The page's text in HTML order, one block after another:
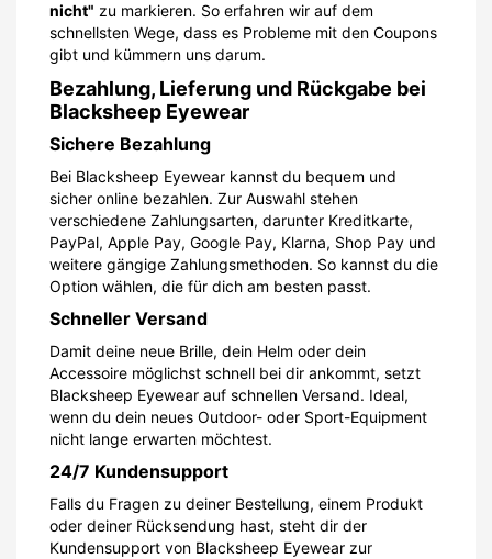
nicht" zu markieren. So erfahren wir auf dem
schnellsten Wege, dass es Probleme mit den Coupons
gibt und kümmern uns darum.
Bezahlung, Lieferung und Rückgabe bei
Blacksheep Eyewear
Sichere Bezahlung
Bei Blacksheep Eyewear kannst du bequem und
sicher online bezahlen. Zur Auswahl stehen
verschiedene Zahlungsarten, darunter Kreditkarte,
PayPal, Apple Pay, Google Pay, Klarna, Shop Pay und
weitere gängige Zahlungsmethoden. So kannst du die
Option wählen, die für dich am besten passt.
Schneller Versand
Damit deine neue Brille, dein Helm oder dein
Accessoire möglichst schnell bei dir ankommt, setzt
Blacksheep Eyewear auf schnellen Versand. Ideal,
wenn du dein neues Outdoor- oder Sport-Equipment
nicht lange erwarten möchtest.
24/7 Kundensupport
Falls du Fragen zu deiner Bestellung, einem Produkt
oder deiner Rücksendung hast, steht dir der
Kundensupport von Blacksheep Eyewear zur